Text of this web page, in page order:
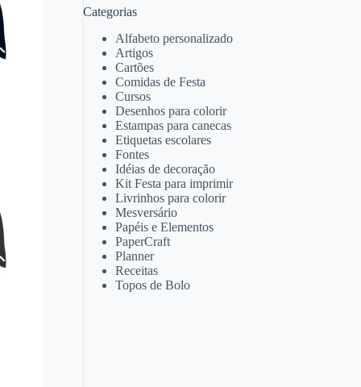
Categorias
Alfabeto personalizado
Artigos
Cartões
Comidas de Festa
Cursos
Desenhos para colorir
Estampas para canecas
Etiquetas escolares
Fontes
Idéias de decoração
Kit Festa para imprimir
Livrinhos para colorir
Mesversário
Papéis e Elementos
PaperCraft
Planner
Receitas
Topos de Bolo